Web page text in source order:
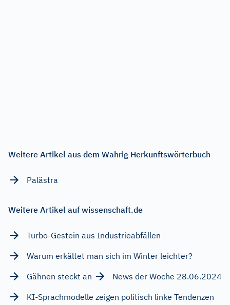
Weitere Artikel aus dem Wahrig Herkunftswörterbuch
Palästra
Weitere Artikel auf wissenschaft.de
Turbo-Gestein aus Industrieabfällen
Warum erkältet man sich im Winter leichter?
Gähnen steckt an
News der Woche 28.06.2024
KI-Sprachmodelle zeigen politisch linke Tendenzen